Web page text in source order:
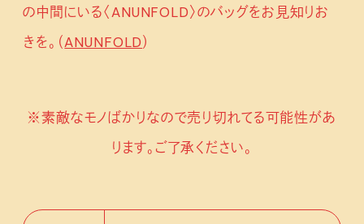
の中間にいる〈ANUNFOLD〉のバッグをお見知りお
きを。（ANUNFOLD）
※素敵なモノばかりなので売り切れてる可能性があ
ります。ご了承ください。